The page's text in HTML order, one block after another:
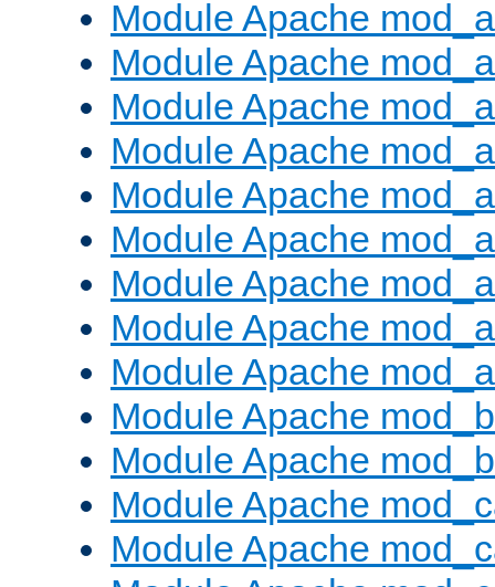
Module Apache
Module Apache
Module Apache
Module Apache
Module Apache
Module Apache
Module Apache
Module Apache
Module Apache
Module Apache
Module Apache
Module Apache
Module Apache